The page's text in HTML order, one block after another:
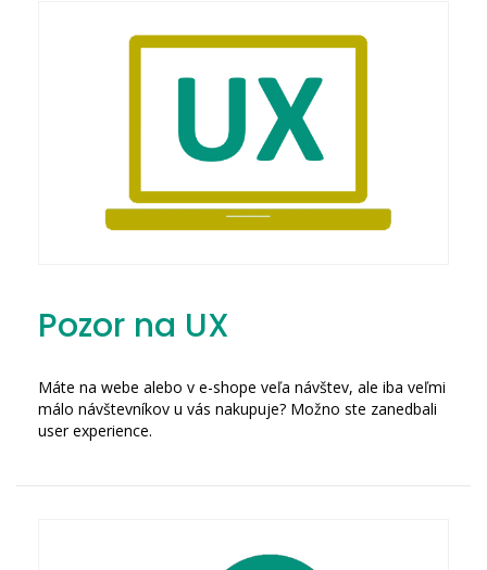
Pozor na UX
Máte na webe alebo v e-shope veľa návštev, ale iba veľmi
málo návštevníkov u vás nakupuje? Možno ste zanedbali
user experience.